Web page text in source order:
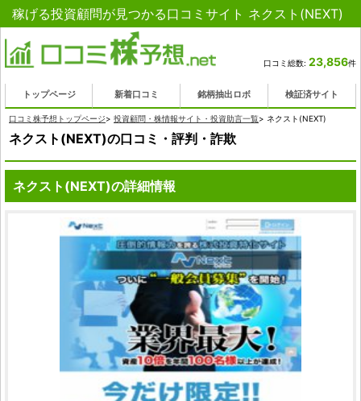
稼げる投資顧問が見つかる口コミサイト ネクスト(NEXT)
口コミ総数: 23,856件
トップページ 新着口コミ 銘柄抽出ロボ 検証済サイト
口コミ株予想トップページ> 投資顧問・株情報サイト・投資助言一覧> ネクスト(NEXT)
ネクスト(NEXT)の口コミ・評判・詐欺
ネクスト(NEXT)の詳細情報